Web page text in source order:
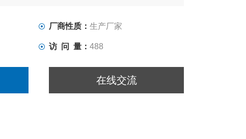
厂商性质： 生产厂家
访 问 量： 488
在线交流